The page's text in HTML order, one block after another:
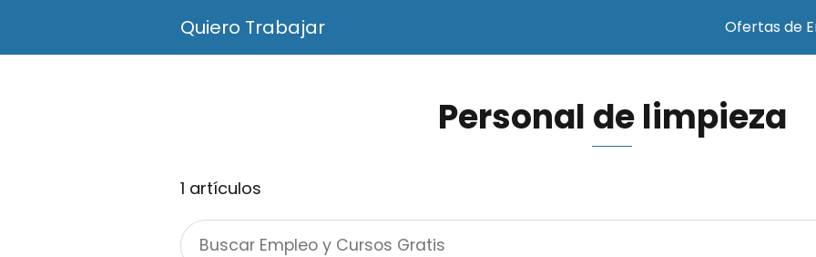
Quiero Trabajar Ofertas de
Personal de limpieza
1 artículos